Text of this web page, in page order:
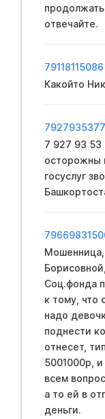
отвечайте.
79118115086
Какойто
7 927 93 53
осторожны
госуслуг
Мошенница,
Соц.фонда
к тому, что
надо
поднести
отнесет,
5001000р,
всем
а то ей в
деньги.